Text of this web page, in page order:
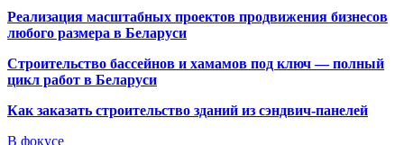
Реализация масштабных проектов продвижения бизнесов
любого размера в Беларуси
Строительство бассейнов и хамамов под ключ — полный
цикл работ в Беларуси
Как заказать строительство зданий из сэндвич-панелей
В фокусе